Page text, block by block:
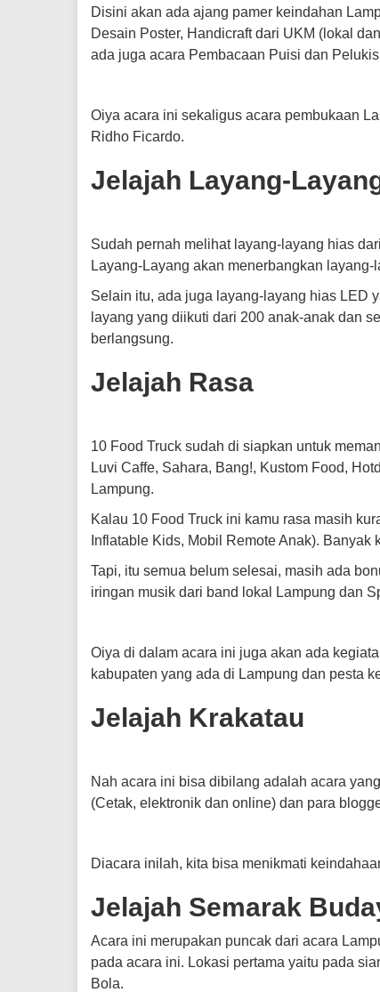
Disini akan ada ajang pamer keindahan
Desain Poster, Handicraft dari UKM (lokal
ada juga acara Pembacaan Puisi dan
Oiya acara ini sekaligus acara pembukaan
Ridho Ficardo.
Jelajah Layang-
Sudah pernah melihat layang-layang hias
Layang-Layang akan menerbangkan
Selain itu, ada juga layang-layang hias LED
layang yang diikuti dari 200 anak-anak dan
berlangsung.
Jelajah Rasa
10 Food Truck sudah di siapkan untuk
Luvi Caffe, Sahara, Bang!, Kustom Food,
Lampung.
Kalau 10 Food Truck ini kamu rasa masih
Inflatable Kids, Mobil Remote Anak). Banyak
Tapi, itu semua belum selesai, masih ada
iringan musik dari band lokal Lampung dan
Oiya di dalam acara ini juga akan ada
kabupaten yang ada di Lampung dan pesta
Jelajah Krakatau
Nah acara ini bisa dibilang adalah acara
(Cetak, elektronik dan online) dan para
Diacara inilah, kita bisa menikmati
Jelajah Semarak
Acara ini merupakan puncak dari acara
pada acara ini. Lokasi pertama yaitu pada
Bola.